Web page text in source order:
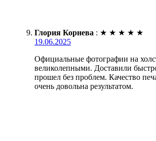
Глория Корнева : ★ ★ ★ ★ ★
19.06.2025
Официальные фотографии на
великолепными. Доставили
прошел без проблем. Качество
очень довольна результатом.